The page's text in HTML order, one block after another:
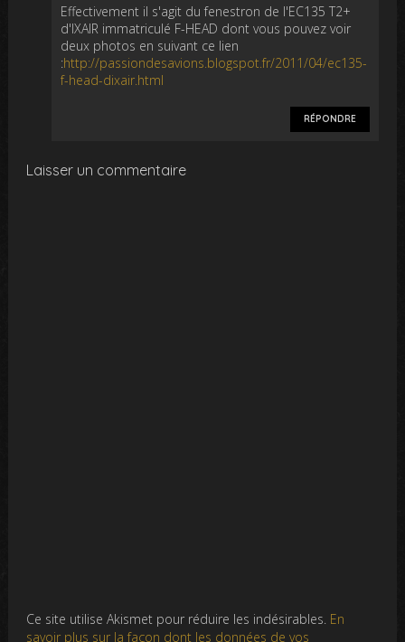
Effectivement il s'agit du fenestron de l'EC135 T2+
d'IXAIR immatriculé F-HEAD dont vous pouvez voir
deux photos en suivant ce lien
:http://passiondesavions.blogspot.fr/2011/04/ec135-
f-head-dixair.html
RÉPONDRE
Laisser un commentaire
Ce site utilise Akismet pour réduire les indésirables. En
savoir plus sur la façon dont les données de vos